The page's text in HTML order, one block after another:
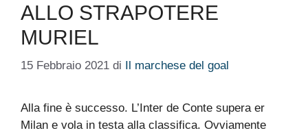
ALLO STRAPOTERE
MURIEL
15 Febbraio 2021 di Il marchese del goal
Alla fine è successo. L’Inter de Conte supera er
Milan e vola in testa alla classifica. Ovviamente